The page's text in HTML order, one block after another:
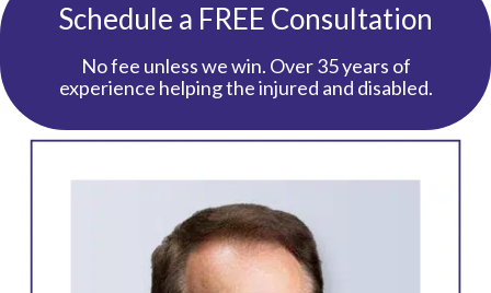
Schedule a FREE Consultation
No fee unless we win. Over 35 years of
experience helping the injured and disabled.